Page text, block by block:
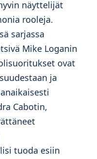
näyttelijät
rooleja.
sarjassa
Mike Loganin
ovat
ja
Cabotin,
tuoda esiin